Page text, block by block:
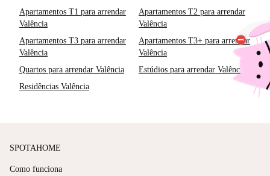
Apartamentos T1 para arrendar
Valência
Apartamentos T2 para arrendar
Valência
Apartamentos T3 para arrendar
Valência
Apartamentos T3+ para arrendar
Valência
Quartos para arrendar Valência
Estúdios para arrendar Valência
Residências Valência
SPOTAHOME
Como funciona